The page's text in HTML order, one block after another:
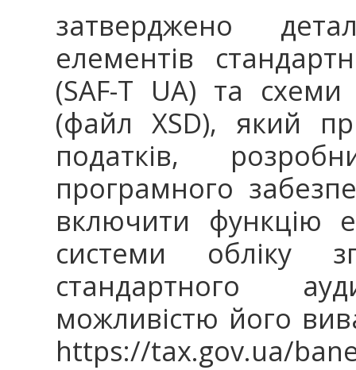
затверджено
елементів
(SAF-T UA) та схеми
(файл XSD), який
податків,
програмного
включити функцію
системи обліку
стандартного
можливістю його
https://tax.gov.ua/